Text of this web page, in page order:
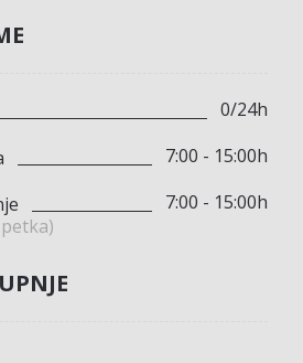
0/24h
7:00 - 15:00h
7:00 - 15:00h